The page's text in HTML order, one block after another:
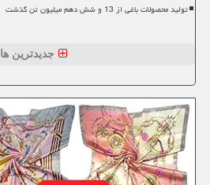
تولید محصولات باغی از 13 و شش دهم میلیون تن گذشت
جدیدترین ها